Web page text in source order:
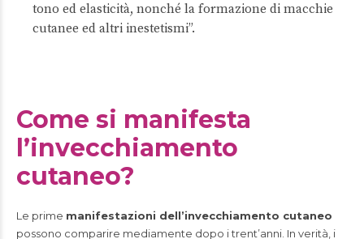
tono ed elasticità, nonché la formazione di macchie
cutanee ed altri inestetismi”.
Come si manifesta
l’invecchiamento
cutaneo?
Le prime manifestazioni dell’invecchiamento cutaneo
possono comparire mediamente dopo i trent’anni. In verità, i